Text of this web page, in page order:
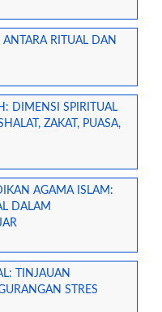
RITUAL DAN
DIMENSI SPIRITUAL
ZAKAT, PUASA,
AGAMA ISLAM:
DALAM
TINJAUAN
STRES